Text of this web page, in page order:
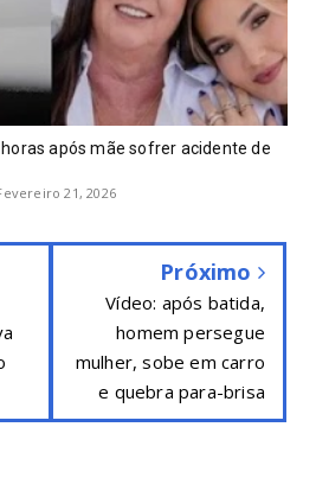
após mãe sofrer acidente de
21, 2026
Próximo
Vídeo: após batida,
homem persegue
mulher, sobe em carro
e quebra para-brisa